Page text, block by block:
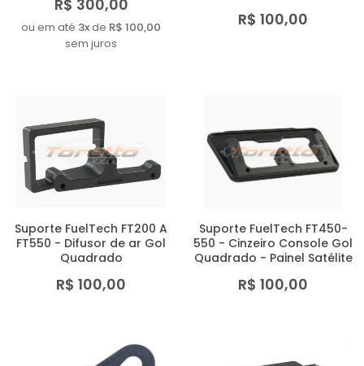
R$ 300,00
ou em até 3xde R$ 100,00
sem juros
R$ 100,00
Suporte FuelTech FT200 A
FT550 - Difusor de ar Gol
Quadrado
R$ 100,00
Suporte FuelTech FT450-
550 - Cinzeiro Console Gol
Quadrado - Painel Satélite
R$ 100,00